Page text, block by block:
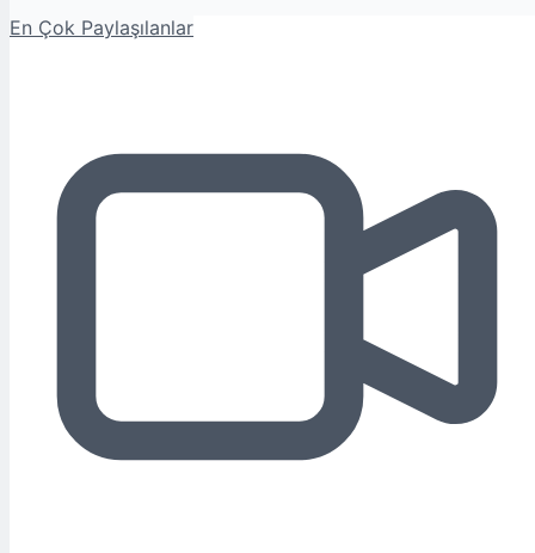
En Çok Paylaşılanlar